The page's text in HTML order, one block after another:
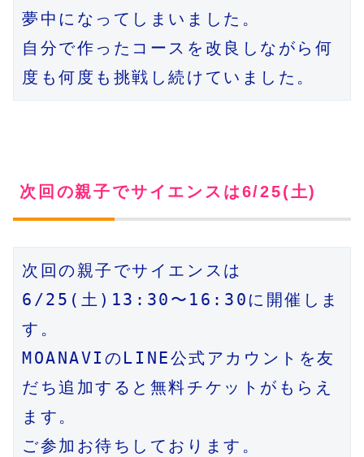
夢中になってしまいました。
自分で作ったコースを改良しながら何
度も何度も挑戦し続けていました。
次回の親子でサイエンスは6/25(土)
次回の親子でサイエンスは
6/25(土)13:30〜16:30に開催しま
す。
MOANAVIのLINE公式アカウントを友
だち追加すると無料チケットがもらえ
ます。
ご参加お待ちしております。